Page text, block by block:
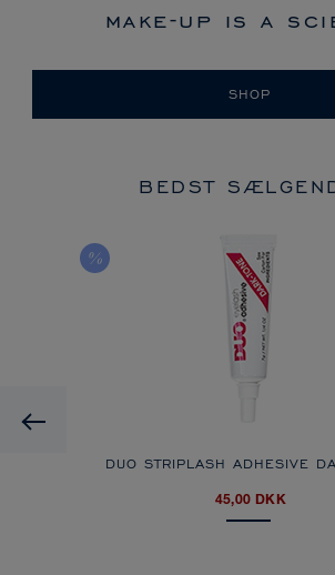
make-up is a
SHOP
BEDST
DUO STRIPLASH ADHESIVE
45,00 DKK